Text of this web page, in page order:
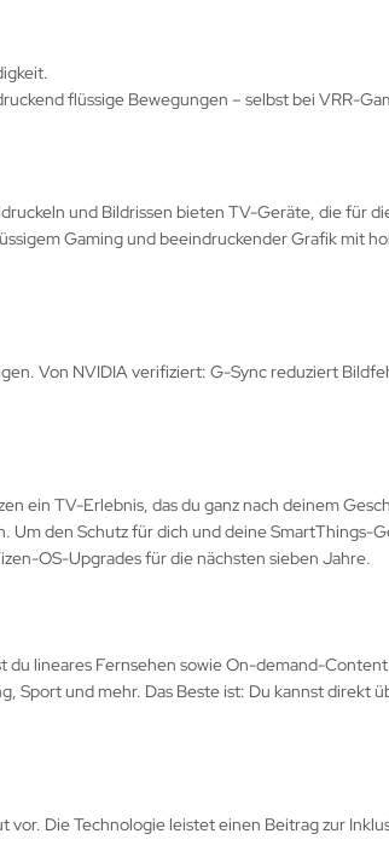
flüssige Bewegungen – selbst bei VRR-
und Bildrissen bieten TV-Geräte, die für
Gaming und beeindruckender Grafik mit
Von NVIDIA verifiziert: G-Sync reduziert
ein TV-Erlebnis, das du ganz nach deinem
den Schutz für dich und deine SmartThings-
OS-Upgrades für die nächsten sieben Jahre.
lineares Fernsehen sowie On-demand-
und mehr. Das Beste ist: Du kannst direkt
Die Technologie leistet einen Beitrag zur